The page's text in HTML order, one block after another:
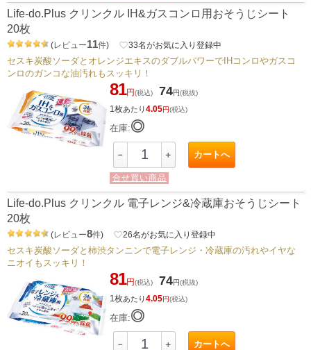
Life-do.Plus クリンクル IH&ガスコンロ用おそうじシート
20枚
(レビュー11件) favorite_border33名がお気に入り登録中
セスキ炭酸ソーダとオレンジエキスのダブルパワーでIHコンロやガスコ
ンロのガンコな油汚れもスッキリ！
81円(税込) 74円(税抜)
1枚あたり4.05円(税込)
在庫:◎
－ ＋ カートへ
合せ買い商品
Life-do.Plus クリンクル 電子レンジ&冷蔵庫おそうじシート
20枚
(レビュー8件) favorite_border26名がお気に入り登録中
セスキ炭酸ソーダと柿渋タンニンで電子レンジ・冷蔵庫の汚れやイヤな
ニオイもスッキリ！
81円(税込) 74円(税抜)
1枚あたり4.05円(税込)
在庫:◎
－ ＋ カートへ